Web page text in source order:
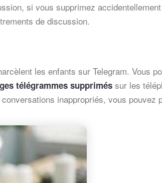
si vous supprimez
de discussion.
les enfants sur Telegram. Vous
télégrammes supprimés sur les
inappropriés, vous pouvez